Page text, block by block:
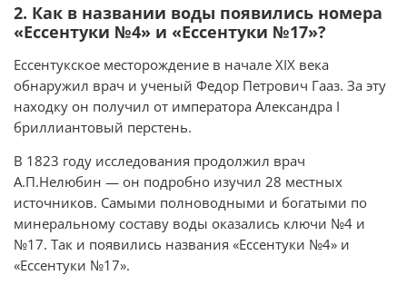
2. Как в названии воды появились номера
«Ессентуки №4» и «Ессентуки №17»?
Ессентукское месторождение в начале XIX века
обнаружил врач и ученый Федор Петрович Гааз. За эту
находку он получил от императора Александра I
бриллиантовый перстень.
В 1823 году исследования продолжил врач
А.П.Нелюбин — он подробно изучил 28 местных
источников. Самыми полноводными и богатыми по
минеральному составу воды оказались ключи №4 и
№17. Так и появились названия «Ессентуки №4» и
«Ессентуки №17».